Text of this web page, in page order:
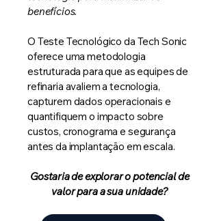
benefícios.
O Teste Tecnológico da Tech Sonic
oferece uma metodologia
estruturada para que as equipes de
refinaria avaliem a tecnologia,
capturem dados operacionais e
quantifiquem o impacto sobre
custos, cronograma e segurança
antes da implantação em escala.
Gostaria de explorar o potencial de
valor para a sua unidade?